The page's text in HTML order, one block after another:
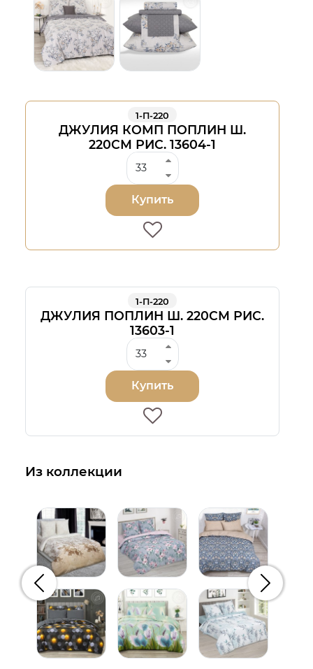
1-П-220
ДЖУЛИЯ КОМП ПОПЛИН Ш.
220СМ РИС. 13604-1
Купить
1-П-220
ДЖУЛИЯ ПОПЛИН Ш. 220СМ РИС.
13603-1
Купить
Из коллекции
Предыдущий